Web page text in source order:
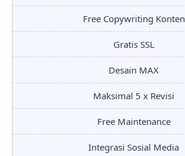
Free Copywriting Konten
Gratis SSL
Desain MAX
Maksimal 5 x Revisi
Free Maintenance
Integrasi Sosial Media